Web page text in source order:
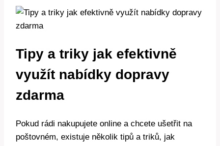
Tipy a triky jak efektivně
využít nabídky dopravy
zdarma
Pokud rádi nakupujete online a chcete ušetřit na
poštovném, existuje několik tipů a triků, jak